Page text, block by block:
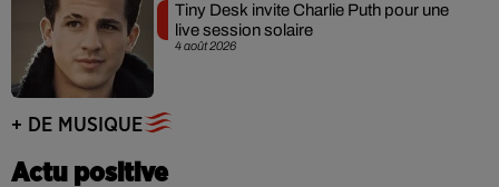
4 août 2026
Tiny Desk invite Charlie Puth pour une
live session solaire
+ DE MUSIQUE
Actu positive